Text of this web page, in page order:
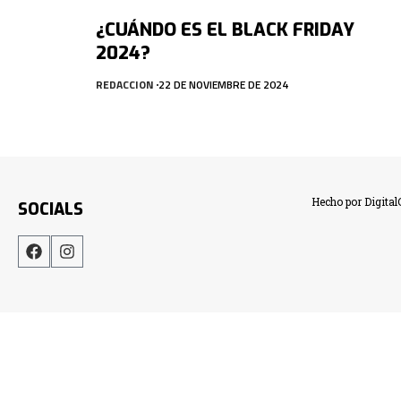
¿CUÁNDO ES EL BLACK FRIDAY
2024?
REDACCION 22 DE NOVIEMBRE DE 2024
SOCIALS Hecho por